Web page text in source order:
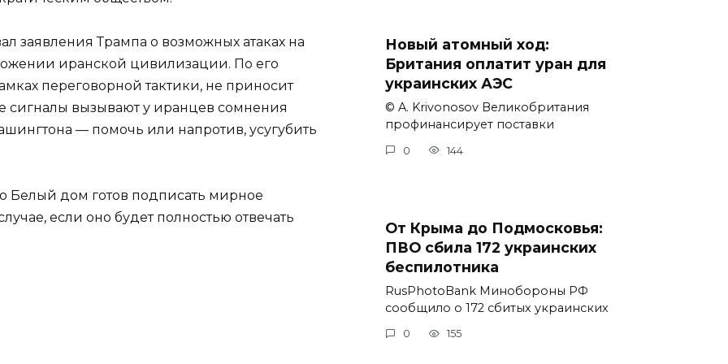
заявления Трампа о возможных атаках на
иранской цивилизации. По его
переговорной тактики, не приносит
сигналы вызывают у иранцев сомнения
— помочь или напротив, усугубить
Белый дом готов подписать мирное
если оно будет полностью отвечать
Новый атомный ход:
Британия оплатит уран для
украинских АЭС
© A. Krivonosov Великобритания
профинансирует поставки
0 144
От Крыма до Подмосковья:
ПВО сбила 172 украинских
беспилотника
RusPhotoBank Минобороны РФ
сообщило о 172 сбитых украинских
0 155